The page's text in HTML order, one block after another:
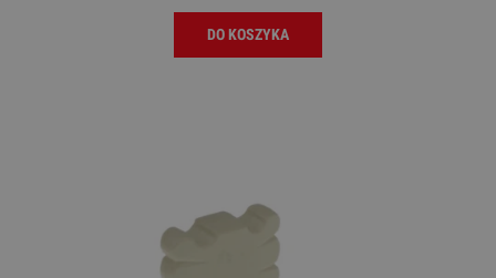
DO KOSZYKA